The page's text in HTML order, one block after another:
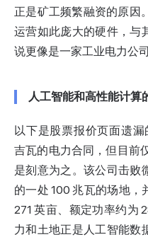
正是矿工频繁融资的原因
运营如此庞大的硬件，与
说更像是一家工业电力公司
人工智能和高性能计算
以下是股票报价页面遗漏
吉瓦的电力合同，但目前
是刻意为之。该公司击败
的一处 100 兆瓦的场地
271 英亩、额定功率约为
力和土地正是人工智能数